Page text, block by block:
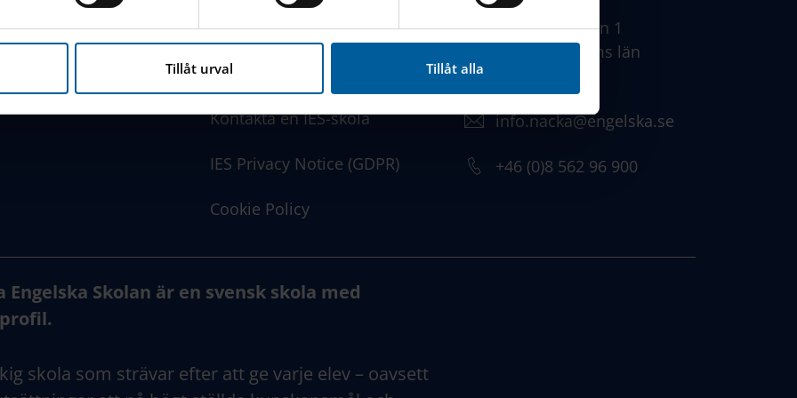
webbplats hanterar dina personuppgifterhär.
Tillåt urval Tillåt alla
www.engelska.se
SchoolSoft Login
Kontakta en IES-skola
IES Privacy Notice (GDPR)
Cookie Policy
Augustendalsvägen 1
131 52 , Stockholms län
Sweden
info.nacka@engelska.se
​+46 (0)8 562 96 900
Skolan är en svensk skola med
skola som strävar efter att ge varje elev – oavsett